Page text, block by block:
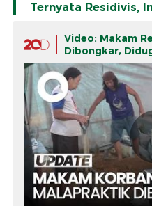
Ternyata Residivis,
Video: Makam
Dibongkar,
Malapraktik